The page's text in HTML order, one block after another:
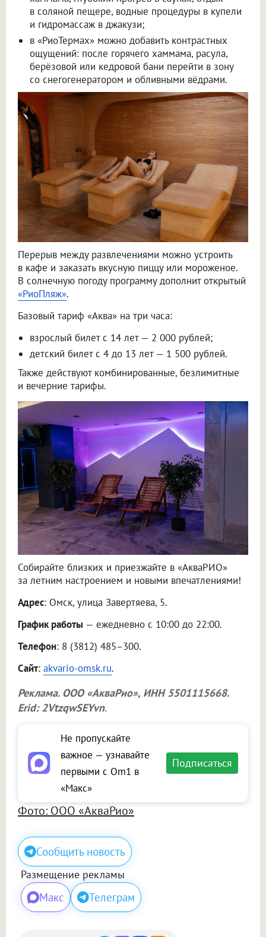
в соляной пещере, водные процедуры в купели
и гидромассаж в джакузи;
в «РиоТермах» можно добавить контрастных
ощущений: после горячего хаммама, расула,
берёзовой или кедровой бани перейти в зону
со снегогенератором и обливными вёдрами.
Перерыв между развлечениями можно устроить
в кафе и заказать вкусную пиццу или мороженое.
В солнечную погоду программу дополнит открытый
«РиоПляж».
Базовый тариф «Аква» на три часа:
взрослый билет с 14 лет — 2 000 рублей;
детский билет с 4 до 13 лет — 1 500 рублей.
Также действуют комбинированные, безлимитные
и вечерние тарифы.
Собирайте близких и приезжайте в «АкваРИО»
за летним настроением и новыми впечатлениями!
Адрес: Омск, улица Завертяева, 5.
График работы — ежедневно с 10:00 до 22:00.
Телефон: 8 (3812) 485–300.
Сайт: akvario-omsk.ru.
Реклама. ООО «АкваРио», ИНН 5501115668.
Erid: 2VtzqwSEYvn.
Не пропускайте
важное — узнавайте
первыми с Om1 в
«Макс»
Подписаться
Фото: ООО «АкваРио»
Сообщить новость
Размещение рекламы
Макс Телеграм